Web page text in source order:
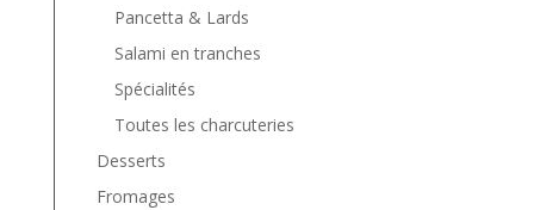
Pancetta & Lards
Salami en tranches
Spécialités
Toutes les charcuteries
Desserts
Fromages